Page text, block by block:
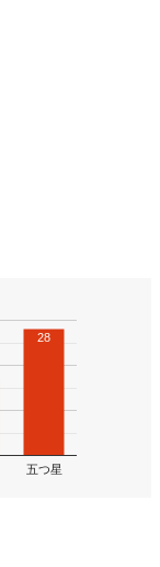
五つ星
28